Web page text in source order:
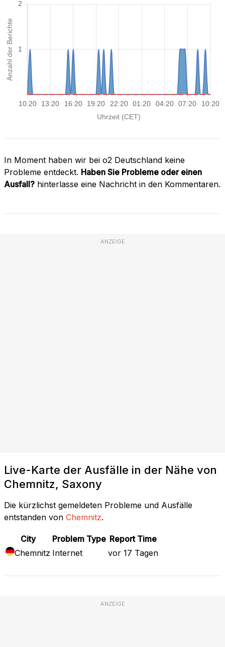
In Moment haben wir bei o2 Deutschland keine
Probleme entdeckt. Haben Sie Probleme oder einen
Ausfall? hinterlasse eine Nachricht in den Kommentaren.
ANZEIGE
Live-Karte der Ausfälle in der Nähe von
Chemnitz, Saxony
Die kürzlichst gemeldeten Probleme und Ausfälle
entstanden von Chemnitz.
City Problem Type Report Time
Chemnitz Internet vor 17 Tagen
ANZEIGE